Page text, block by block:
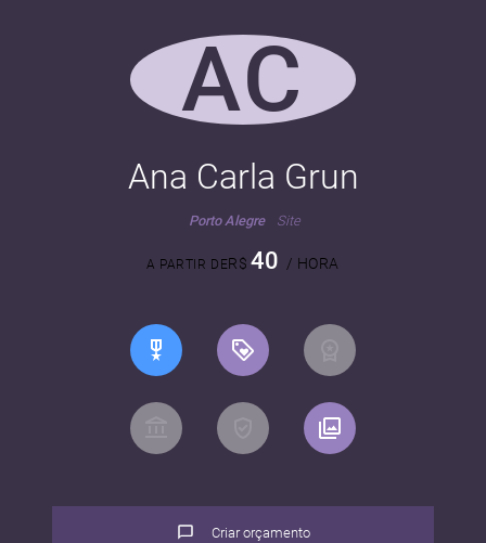
AC
Ana Carla Grun
Porto Alegre Site
A PARTIR DER$ 40 / HORA
Criar orçamento